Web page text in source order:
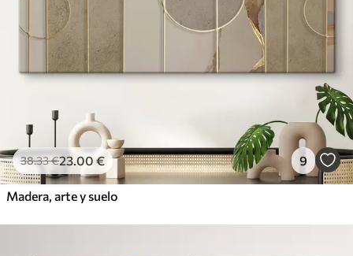
38.33€23.00 € 9
Madera, arte y suelo